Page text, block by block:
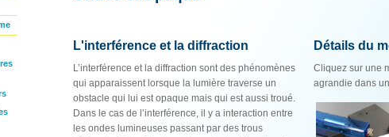
L'interférence et la diffraction
L’interférence et la diffraction sont des phénomènes
qui apparaissent lorsque la lumière traverse un
obstacle qui lui est opaque mais qui est aussi troué.
Dans le cas de l’interférence, il y a interaction entre
les ondes lumineuses passant par des trous
Détails du
Cliquez sur une
agrandie dans